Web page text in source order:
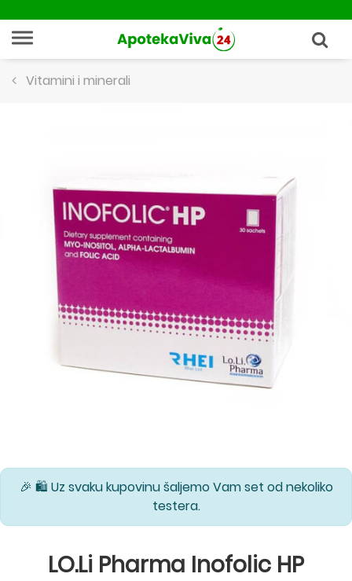
Vitamini i minerali
🎉 🛍️ Uz svaku kupovinu šaljemo Vam set od nekoliko
testera.
LO.Li Pharma Inofolic HP